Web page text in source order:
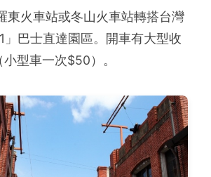
東火車站或冬山火車站轉搭台灣
」巴士直達園區。開車有大型收
型車一次$50）。